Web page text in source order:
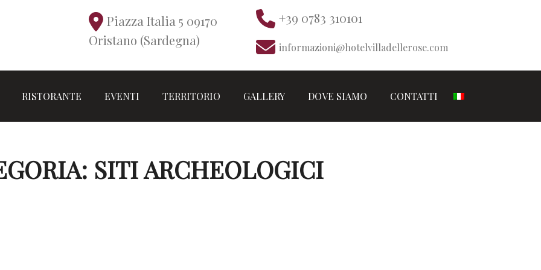
+39 0783 310101
informazioni@hotelvilladellerose.com
Piazza Italia 5 09170
Oristano (Sardegna)
RISTORANTE EVENTI TERRITORIO GALLERY DOVE SIAMO CONTATTI
SITI ARCHEOLOGICI